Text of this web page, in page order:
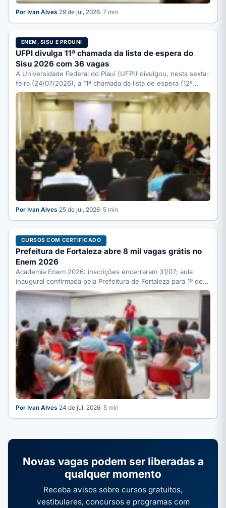
Por Ivan Alves·29 de jul, 2026· 7 min
ENEM, SISU E PROUNI
UFPI divulga 11ª chamada da lista de espera do
Sisu 2026 com 36 vagas
A Universidade Federal do Piauí (UFPI) divulgou, nesta sexta-
feira (24/07/2026), a 11ª chamada da lista de espera (12ª…
Por Ivan Alves·25 de jul, 2026· 5 min
CURSOS COM CERTIFICADO
Prefeitura de Fortaleza abre 8 mil vagas grátis no
Enem 2026
Academia Enem 2026: inscrições encerraram 31/07; aula
inaugural confirmada pela Prefeitura de Fortaleza para 1º de
agosto no…
Por Ivan Alves·24 de jul, 2026· 5 min
Novas vagas podem ser liberadas a
qualquer momento
Receba avisos sobre cursos gratuitos,
vestibulares, concursos e programas com